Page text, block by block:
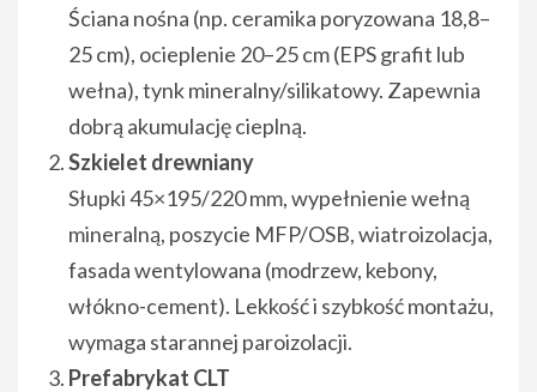
Ściana nośna (np. ceramika poryzowana 18,8–
25 cm), ocieplenie 20–25 cm (EPS grafit lub
wełna), tynk mineralny/silikatowy. Zapewnia
dobrą akumulację cieplną.
Szkielet drewniany
Słupki 45×195/220 mm, wypełnienie wełną
mineralną, poszycie MFP/OSB, wiatroizolacja,
fasada wentylowana (modrzew, kebony,
włókno-cement). Lekkość i szybkość montażu,
wymaga starannej paroizolacji.
Prefabrykat CLT